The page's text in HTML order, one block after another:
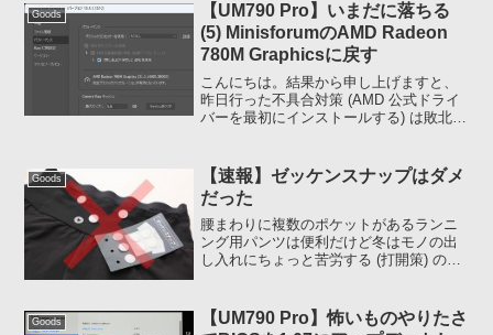
Goods
【UM790 Pro】いまだに落ちる
(5) MinisforumのAMD Radeon
780M Graphicsに戻す
こんにちは。結果から申し上げますと、
昨日行った不具合対策 (AMD 公式ドライ
バーを最初にインストールする) は敗北で
あれば以下のように...
Goods
【速報】ゼッケンスナップはダメ
だった
腰まわりに複数のポケットがあるランニ
ング用パンツは便利だけど冬はモノの出
し入れにちょっと苦労する (打開策) のな
モノを出し入れするときにゼッケンスナ
ップのメス...
Goods
【UM790 Pro】怖いものやりたさ